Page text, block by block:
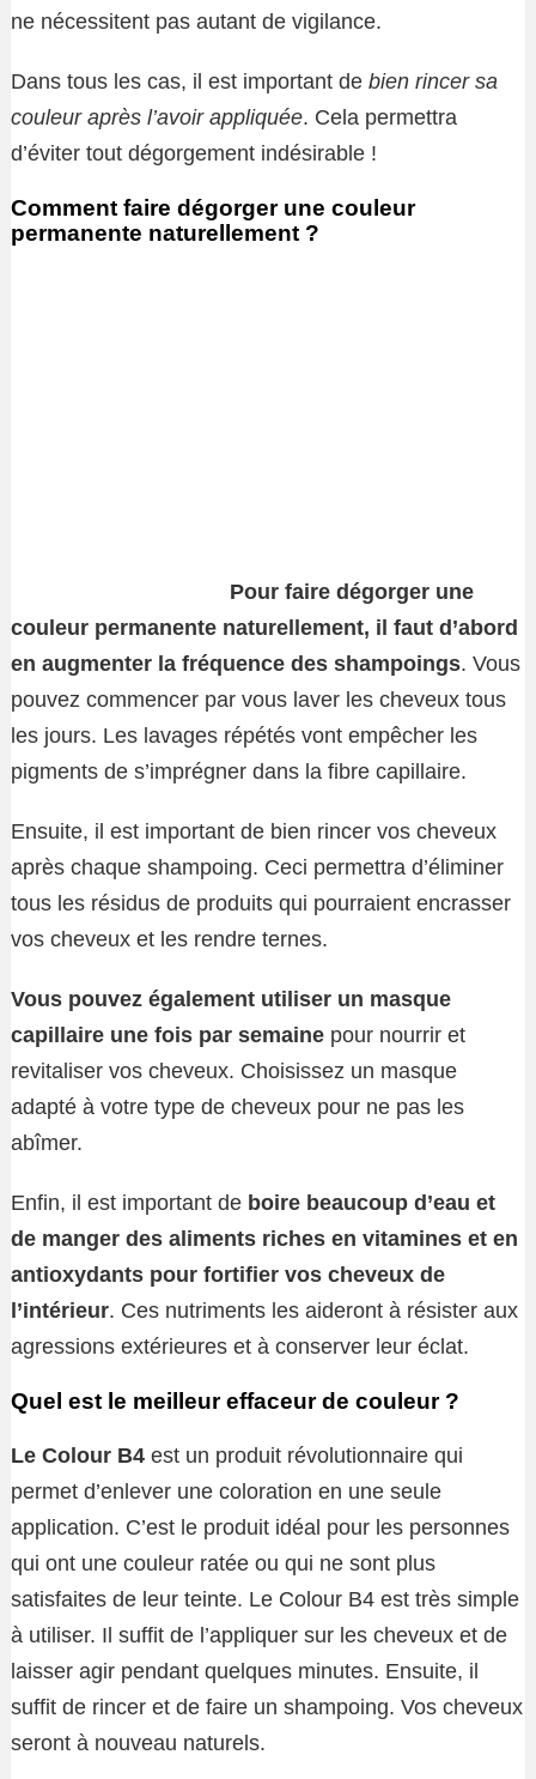
ne nécessitent pas autant de vigilance.
Dans tous les cas, il est important de bien rincer sa
couleur après l’avoir appliquée. Cela permettra
d’éviter tout dégorgement indésirable !
Comment faire dégorger une couleur
permanente naturellement ?
Pour faire dégorger une
couleur permanente naturellement, il faut d’abord
en augmenter la fréquence des shampoings. Vous
pouvez commencer par vous laver les cheveux tous
les jours. Les lavages répétés vont empêcher les
pigments de s’imprégner dans la fibre capillaire.
Ensuite, il est important de bien rincer vos cheveux
après chaque shampoing. Ceci permettra d’éliminer
tous les résidus de produits qui pourraient encrasser
vos cheveux et les rendre ternes.
Vous pouvez également utiliser un masque
capillaire une fois par semaine pour nourrir et
revitaliser vos cheveux. Choisissez un masque
adapté à votre type de cheveux pour ne pas les
abîmer.
Enfin, il est important de boire beaucoup d’eau et
de manger des aliments riches en vitamines et en
antioxydants pour fortifier vos cheveux de
l’intérieur. Ces nutriments les aideront à résister aux
agressions extérieures et à conserver leur éclat.
Quel est le meilleur effaceur de couleur ?
Le Colour B4 est un produit révolutionnaire qui
permet d’enlever une coloration en une seule
application. C’est le produit idéal pour les personnes
qui ont une couleur ratée ou qui ne sont plus
satisfaites de leur teinte. Le Colour B4 est très simple
à utiliser. Il suffit de l’appliquer sur les cheveux et de
laisser agir pendant quelques minutes. Ensuite, il
suffit de rincer et de faire un shampoing. Vos cheveux
seront à nouveau naturels.